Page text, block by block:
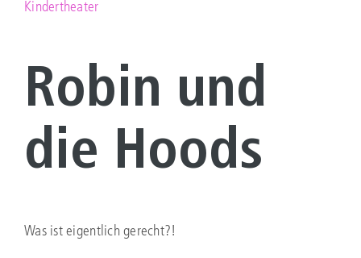
Suche
nach:
Kindertheater
Robin und
die Hoods
Was ist eigentlich gerecht?!